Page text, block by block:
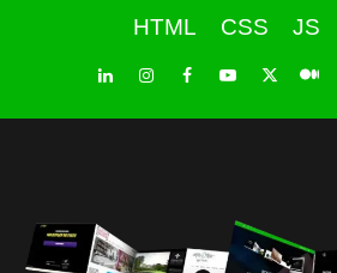
HTML CSS JS
LinkedInInstagramFacebookYoutube
X